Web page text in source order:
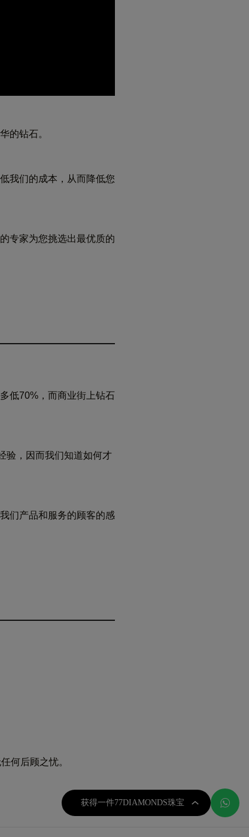
的钻石。
我们的成本，从而降低您
专家为您挑选出最优质的
低70%，而商业街上钻石
验，因而我们知道如何才
们产品和服务的顾客的感
何后顾之忧。
获得一件77DIAMONDS珠宝